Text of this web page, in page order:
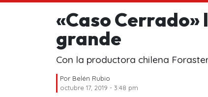
«Caso
grande
Con la productora chilena
Por Belén Rubio
octubre 17, 2019 - 3:48 pm